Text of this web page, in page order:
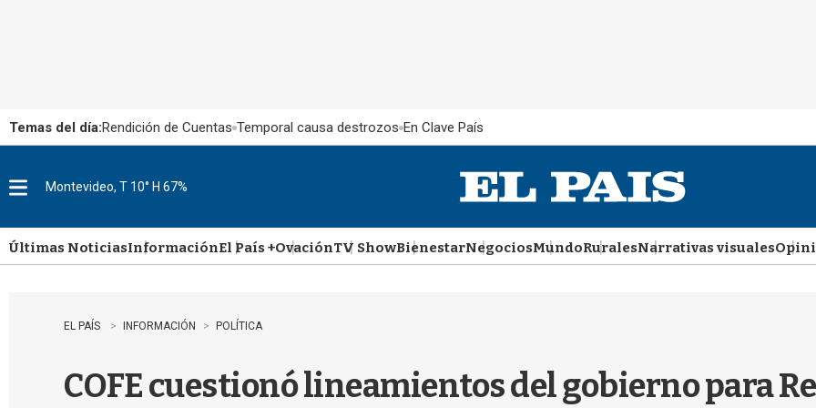
Temas del día:Rendición de Cuentas Temporal causa destrozos En Clave País
u
Montevideo, T 10° H 67%
Últimas NoticiasInformaciónEl País +OvaciónTV ShowBienestarNegociosMundoRuralesNarrativas visuales
EL PAÍS INFORMACIÓN POLÍTICA
COFE cuestionó lineamientos del gobierno para